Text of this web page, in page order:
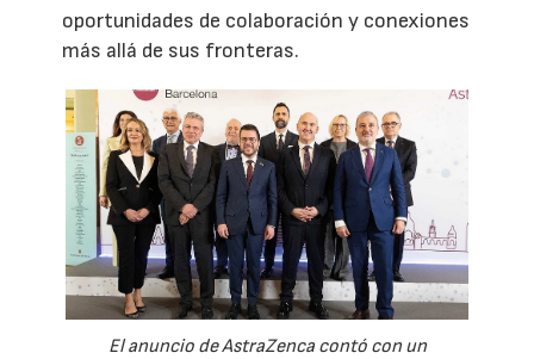
oportunidades de colaboración y conexiones
más allá de sus fronteras.
El anuncio de AstraZenca contó con un